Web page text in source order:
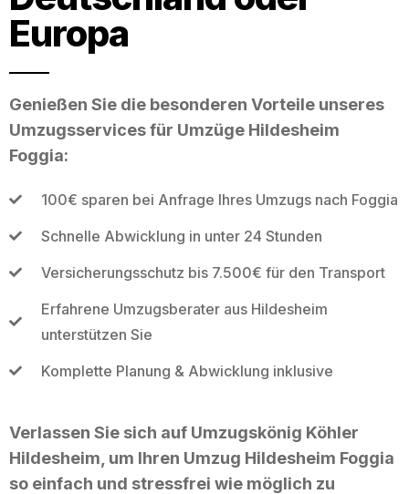
Europa
Genießen Sie die besonderen Vorteile unseres
Umzugsservices für Umzüge Hildesheim
Foggia:
100€ sparen bei Anfrage Ihres Umzugs nach Foggia
Schnelle Abwicklung in unter 24 Stunden
Versicherungsschutz bis 7.500€ für den Transport
Erfahrene Umzugsberater aus Hildesheim
unterstützen Sie
Komplette Planung & Abwicklung inklusive
Verlassen Sie sich auf Umzugskönig Köhler
Hildesheim, um Ihren Umzug Hildesheim Foggia
so einfach und stressfrei wie möglich zu